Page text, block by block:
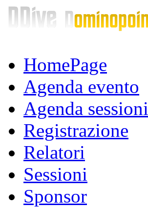
HomePage
Agenda evento
Agenda sessioni
Registrazione
Relatori
Sessioni
Sponsor